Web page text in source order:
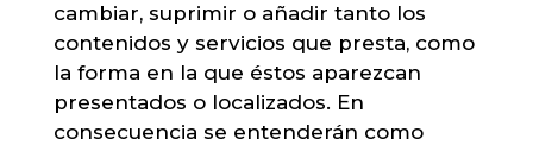
cambiar, suprimir o añadir tanto los
contenidos y servicios que presta, como
la forma en la que éstos aparezcan
presentados o localizados. En
consecuencia se entenderán como